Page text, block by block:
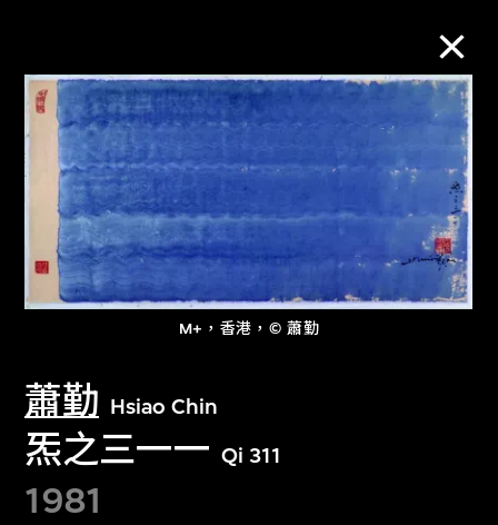
M+，香港，© 蕭勤
蕭勤 Hsiao Chin
炁之三一一 Qi 311
1981
M+藏品
進一步篩選 搜索
探索世界頂級的二十及二十一世紀視覺
文化藏品。